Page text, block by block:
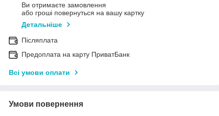
Ви отримаєте замовлення
або гроші повернуться на вашу картку
Детальніше
Післяплата
Предоплата на карту ПриватБанк
Всі умови оплати
Умови повернення